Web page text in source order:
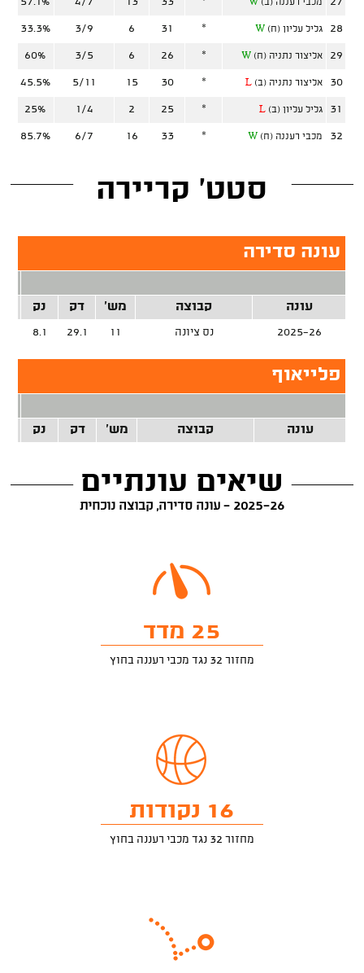
מכבי רעננה (ב) W
28 גליל עליון (ח) W
*
31
6
3/9
33.3%
29 אליצור נתניה (ח) W
*
26
6
3/5
60%
30 אליצור נתניה (ב) L
*
30
15
5/11
45.5%
31 גליל עליון (ב) L
*
25
2
1/4
25%
32 מכבי רעננה (ח) W
*
33
16
6/7
85.7%
סטט' קריירה
עונה סדירה
עונה
קבוצה מש' דק נק
2025-26 נס ציונה 11
29.1
8.1
פלייאוף
עונה
קבוצה מש' דק נק
שיאים עונתיים
2025-26 - עונה סדירה, קבוצה נוכחית
25 מדד
מחזור 32 נגד מכבי רעננה בחוץ
16 נקודות
מחזור 32 נגד מכבי רעננה בחוץ